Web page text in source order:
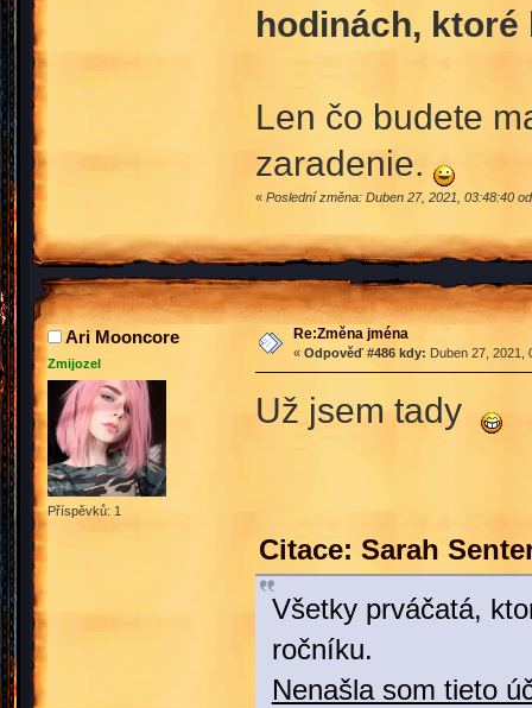
hodinách, ktoré
Len čo budete
zaradenie.
« Poslední změna: Duben 27, 2021, 03:48:40
Ari Mooncore
Zmijozel
Příspěvků: 1
Re:Změna jména
« Odpověď #486 kdy: Duben 27, 2021,
Už jsem tady
Citace: Sarah
Všetky prváčatá,
ročníku.
Nenašla som tieto